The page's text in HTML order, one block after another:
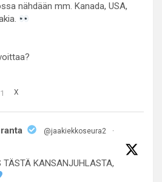
nähdään mm. Kanada, USA,
1 X
@jaakiekkoseura2
·
TÄSTÄ KANSANJUHLASTA,